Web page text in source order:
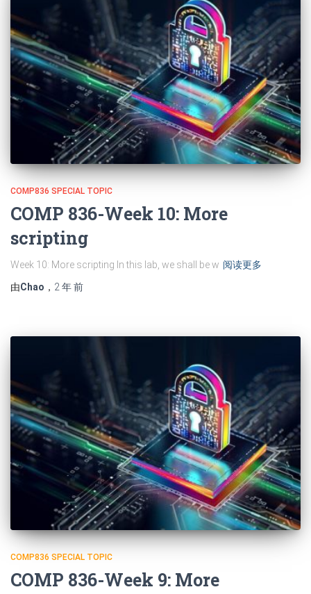
COMP836 SPECIAL TOPIC
COMP 836-Week 10: More
scripting
Week 10: More scripting In this lab, we shall be w 阅读更多
由Chao ， 2 年前
COMP836 SPECIAL TOPIC
COMP 836-Week 9: More